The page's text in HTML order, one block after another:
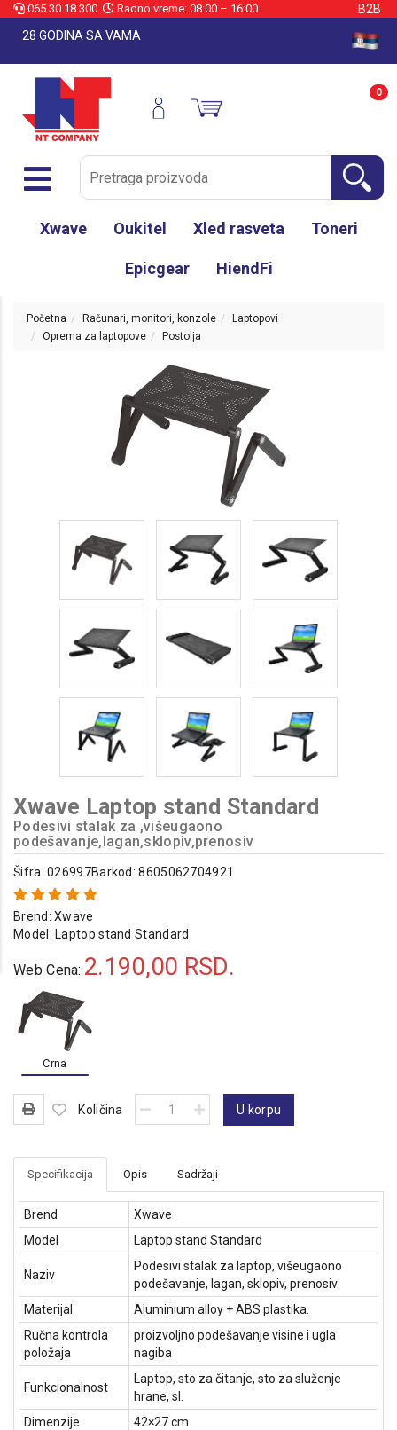
065 30 18 300 Radno vreme: 08:00 – 16:00
B2B
28 GODINA SA VAMA
Xwave Oukitel Xled rasveta Toneri
Epicgear HiendFi
0
Početna Računari, monitori, konzole
Laptopovi
Oprema za laptopove
Postolja
Xwave Laptop stand Standard
Podesivi stalak za ,višeugaono
podešavanje,lagan,sklopiv,prenosiv
Šifra: 026997Barkod: 8605062704921
Brend:Xwave
Model: Laptop stand Standard
Web Cena: 2.190,00 RSD.
Crna
Količina U korpu
Specifikacija Opis Sadržaji
Brend
Xwave
Model
Laptop stand Standard
Naziv
Podesivi stalak za laptop, višeugaono
podešavanje, lagan, sklopiv, prenosiv
Materijal
Aluminium alloy + ABS plastika.
Ručna kontrola
položaja
proizvoljno podešavanje visine i ugla
nagiba
Funkcionalnost
Laptop, sto za čitanje, sto za služenje
hrane, sl.
Dimenzije
42×27 cm